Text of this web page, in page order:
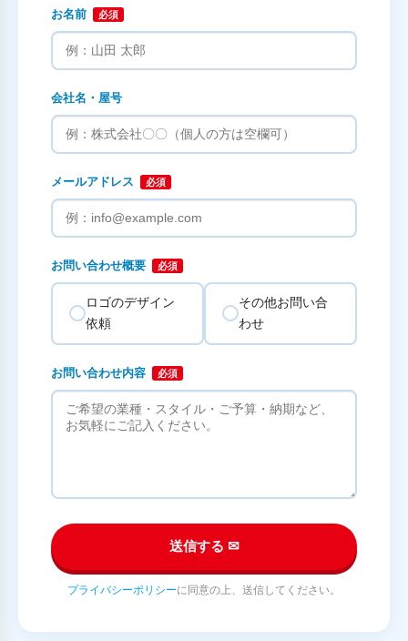
お名前 必須
会社名・屋号
メールアドレス 必須
お問い合わせ概要 必須
ロゴのデザイン
依頼
その他お問い合
わせ
お問い合わせ内容 必須
送信する ✉
プライバシーポリシーに同意の上、送信してください。